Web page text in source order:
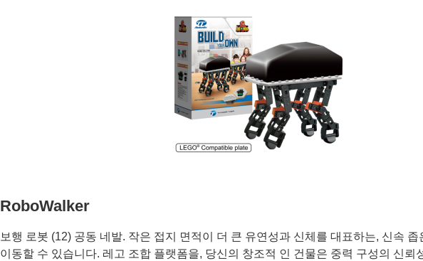
RoboWalker
보행 로봇 (12) 공동 네발. 작은 접지 면적이 더 큰 유연성과 신체를 대표하는, 신속 좁
이동할 수 있습니다. 레고 조합 플랫폼을, 당신의 창조적 인 건물은 중력 구성의 신뢰